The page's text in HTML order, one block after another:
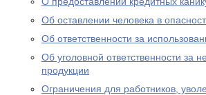
Об оставлении человека в
Об ответственности за
Об уголовной ответственности за
продукции
Ограничения для работников,